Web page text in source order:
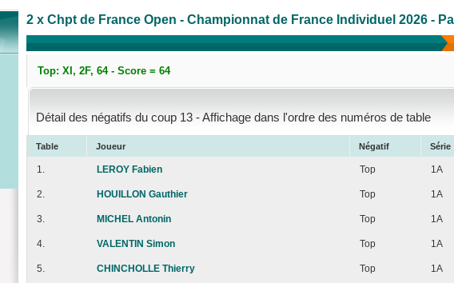
2 x Chpt de France Open - Championnat de France Individuel 2026 -
Top: XI, 2F, 64 - Score = 64
Détail des négatifs du coup 13 - Affichage dans l'ordre des numéros de table
Table Joueur Négatif Série
1. LEROY Fabien Top 1A
2. HOUILLON Gauthier Top 1A
3. MICHEL Antonin Top 1A
4. VALENTIN Simon Top 1A
5. CHINCHOLLE Thierry Top 1A